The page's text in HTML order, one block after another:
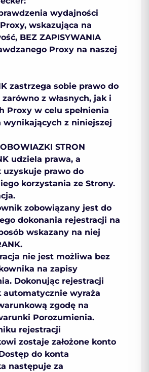
wydajności
wskazująca na
BEZ ZAPISYWANIA
Proxy na naszej
zastrzega sobie prawo do
z własnych, jak i
Proxy w celu spełnienia
wynikających z niniejszej
STRON
udziela prawa, a
uzyskuje prawo do
korzystania ze Strony.
zobowiązany jest do
dokonania rejestracji na
wskazany na niej
nie jest możliwa bez
na zapisy
Dokonując rejestracji
automatycznie wyraża
zgodę na
Porozumienia.
rejestracji
zostaje założone konto
do konta
następuje za